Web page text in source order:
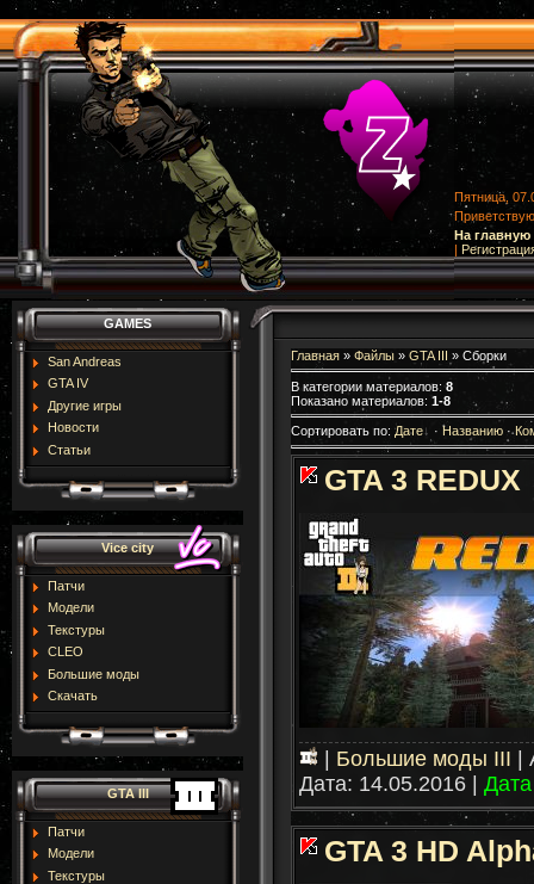
Пятница,
На главную
|
GAMES
San Andreas
GTA IV
Другие игры
Новости
Статьи
Vice city
Патчи
Модели
Текстуры
CLEO
Большие моды
Скачать
GTA III
Патчи
Модели
Текстуры
Главная » Файлы » GTA III » Сборки
В категории материалов: 8
Показано материалов: 1-8
Сортировать по: Дате · Названию ·
GTA 3 REDUX
Большие моды III |
Дата: 14.05.2016
GTA 3 HD